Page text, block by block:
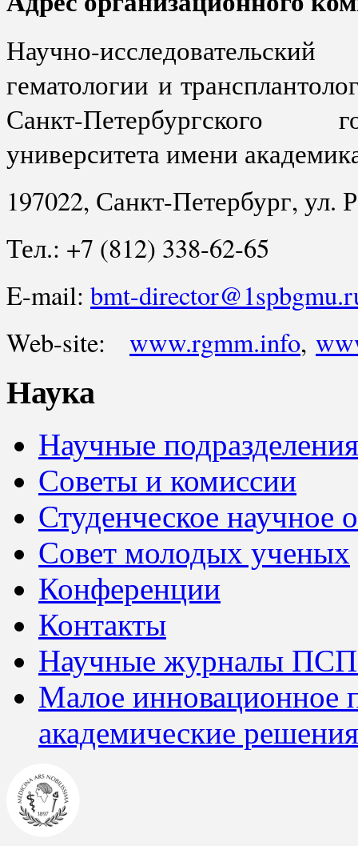
Научно-
гематологиии
Санкт-Петербургского
университета имени
197022, Санкт-Петербург, ул.
Тел.: +7 (812) 338-62-65
E-mail: bmt-
Web-site: www.rgmm.info,
Наука
Научные подразделения
Советы и комиссии
Студенческое научное
Совет молодых ученых
Конференции
Контакты
Научные журналы
Малое инновационное
академические